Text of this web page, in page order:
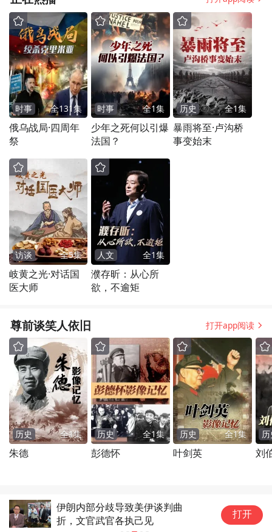
时事 全131集
俄乌战局·四周年
祭
时事 全1集
少年之死何以引爆
法国？
历史 全1集
暴雨将至·卢沟桥
事变始末
访谈 全5集
岐黄之光·对话国
医大师
人文 全1集
濮存昕：从心所
欲，不逾矩
尊前谈笑人依旧 打开app阅读
历史 全1集
朱德
历史 全1集
彭德怀
历史 全1集
叶剑英 刘
伊朗内部分歧导致美伊谈判曲
折，文官武官各执己见
打开